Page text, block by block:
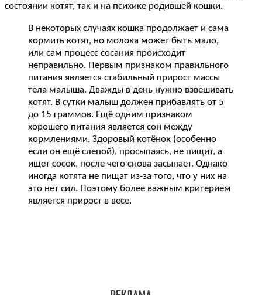
состоянии котят, так и на психике родившей кошки.
В некоторых случаях кошка продолжает и сама
кормить котят, но молока может быть мало,
или сам процесс сосания происходит
неправильно. Первым признаком правильного
питания является стабильный прирост массы
тела малыша. Дважды в день нужно взвешивать
котят. В сутки малыш должен прибавлять от 5
до 15 граммов. Ещё одним признаком
хорошего питания является сон между
кормлениями. Здоровый котёнок (особенно
если он ещё слепой), просыпаясь, не пищит, а
ищет сосок, после чего снова засыпает. Однако
иногда котята не пищат из-за того, что у них на
это нет сил. Поэтому более важным критерием
является прирост в весе.